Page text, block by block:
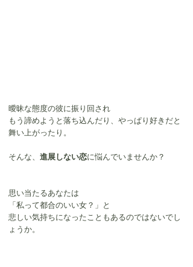
曖昧な態度の彼に振り回され
もう諦めようと落ち込んだり、やっぱり好きだと
舞い上がったり。
そんな、 進展しない恋に悩んでいませんか？
思い当たるあなたは
「 私って都合のいい女？ 」と
悲しい気持ちになったこともあるのではないでし
ょうか。